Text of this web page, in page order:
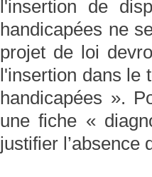
l'insertion de
handicapées ne
projet de loi
l'insertion dans le
handicapées ».
une fiche «
justifier l’absence